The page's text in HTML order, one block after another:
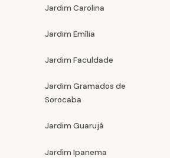
Jardim Carolina
Jardim Emília
Jardim Faculdade
Jardim Gramados de
Sorocaba
Jardim Guarujá
Jardim Ipanema